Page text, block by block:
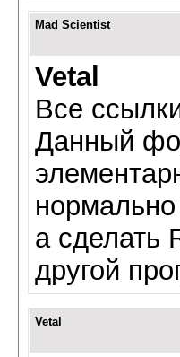
Mad Scientist
Vetal
Все
Данный
а сделать
другой
Vetal